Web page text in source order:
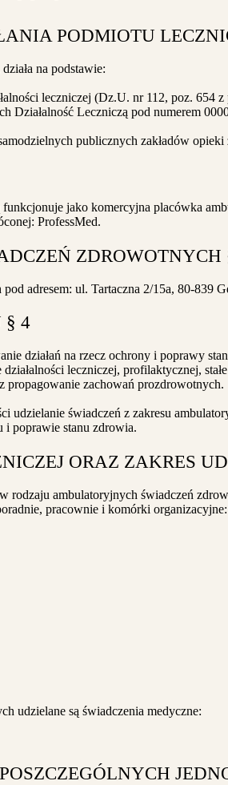
PODMIOTU
na podstawie:
leczniczej (Dz.U. nr 112, poz. 654 z
Działalność Leczniczą pod numerem
publicznych zakładów
jako komercyjna placówka
ProfessMed.
ZDROWOTNYCH
adresem: ul. Tartaczna 2/15a, 80-839
§ 4
działań na rzecz ochrony i poprawy
leczniczej, profilaktycznej, stałe
propagowanie zachowań prozdrowotnych.
udzielanie świadczeń z zakresu
i poprawie stanu zdrowia.
ORAZ ZAKRES
rodzaju ambulatoryjnych świadczeń
pracownie i komórki organizacyjne:
udzielane są świadczenia medyczne: